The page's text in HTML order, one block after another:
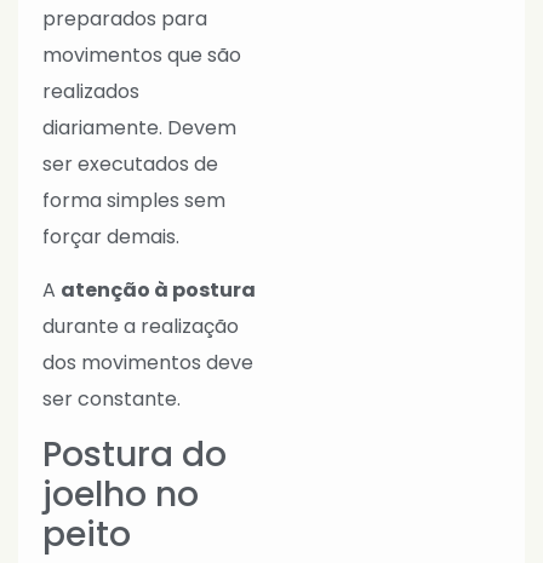
preparados para
movimentos que são
realizados
diariamente. Devem
ser executados de
forma simples sem
forçar demais.
A atenção à postura
durante a realização
dos movimentos deve
ser constante.
Postura do
joelho no
peito